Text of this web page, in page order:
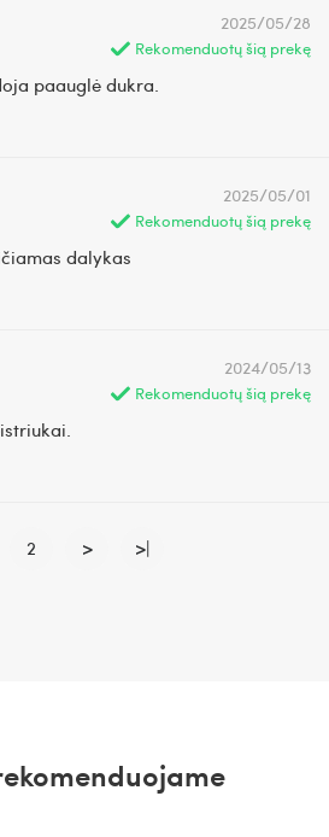
Rekomenduotų šią prekę
2025/05/28
paauglė dukra.
Rekomenduotų šią prekę
2025/05/01
dalykas
Rekomenduotų šią prekę
2024/05/13
2 > >|